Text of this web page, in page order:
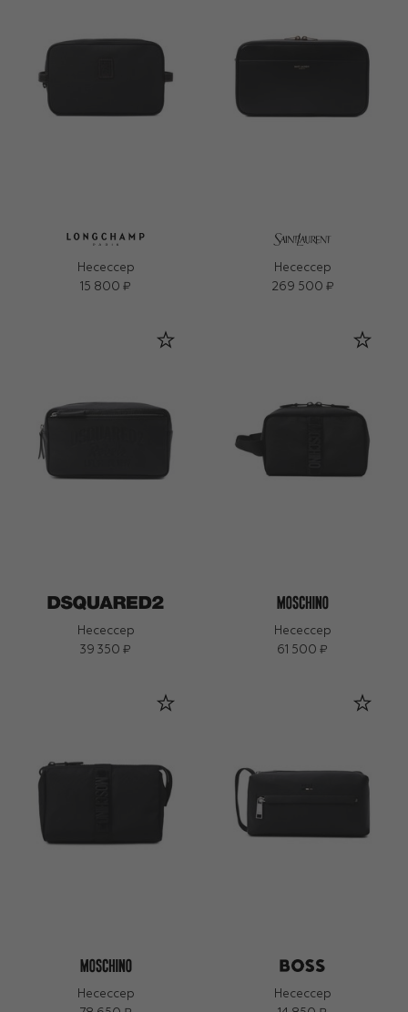
Несессер
15 800 ₽
Несессер
269 500 ₽
Несессер
39 350 ₽
Несессер
61 500 ₽
Несессер
Несессер